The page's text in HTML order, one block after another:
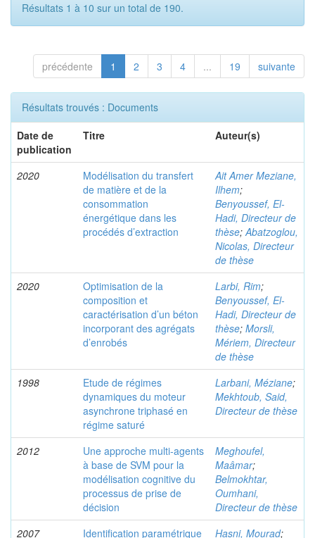
Résultats 1 à 10 sur un total de 190.
précédente 1 2 3 4 ... 19 suivante
Résultats trouvés : Documents
Date de
publication
Titre Auteur(s)
2020
Modélisation du transfert
de matière et de la
consommation
énergétique dans les
procédés d’extraction
Ait Amer Meziane,
Ilhem;
Benyoussef, El-
Hadi, Directeur de
thèse;Abatzoglou,
Nicolas, Directeur
de thèse
2020
Optimisation de la
composition et
caractérisation d’un béton
incorporant des agrégats
d’enrobés
Larbi, Rim;
Benyoussef, El-
Hadi, Directeur de
thèse; Morsli,
Mériem, Directeur
de thèse
1998
Etude de régimes
dynamiques du moteur
asynchrone triphasé en
régime saturé
Larbani, Méziane;
Mekhtoub, Said,
Directeur de thèse
2012
Une approche multi-agents
à base de SVM pour la
modélisation cognitive du
processus de prise de
décision
Meghoufel,
Maâmar;
Belmokhtar,
Oumhani,
Directeur de thèse
2007
Identification paramétrique Hasni, Mourad;